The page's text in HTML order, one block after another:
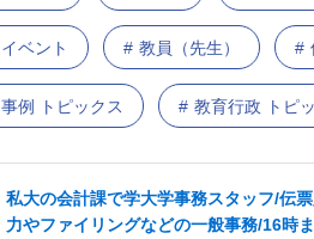
イベント 教員（先生）
事例 トピックス 教育行政 トピ
私大の会計課で学大学事務スタッフ/伝
力やファイリングなどの一般事務/16時